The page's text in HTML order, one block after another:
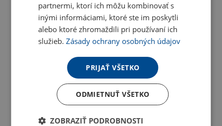
partnermi, ktorí ich môžu kombinovať s
inými informáciami, ktoré ste im poskytli
alebo ktoré zhromaždili pri používaní ich
služieb.Zásady ochrany osobných údajov
PRIJAŤ VŠETKO
ODMIETNUŤ VŠETKO
ZOBRAZIŤ PODROBNOSTI